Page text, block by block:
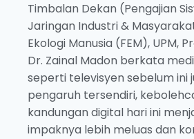
Timbalan Dekan (Pengajian
Jaringan Industri &
Ekologi Manusia (FEM), UPM,
Dr. Zainal Madon berkata
seperti televisyen sebelum ini
pengaruh tersendiri,
kandungan digital hari ini
impaknya lebih meluas dan